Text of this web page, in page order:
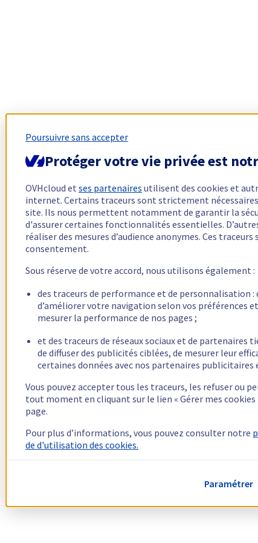
Poursuivre sans accepter
Protéger votre vie privée est
OVHcloud et ses partenaires utilisent des cookies et
internet. Certains traceurs sont strictement
site. Ils nous permettent notamment de garantir la
d'assurer certaines fonctionnalités essentielles.
réaliser des mesures d’audience anonymes. Ces
consentement.
Sous réserve de votre accord, nous utilisons également :
des traceurs de performance et de personnalisation
d’améliorer votre navigation selon vos préférences et
mesurer la performance de nos pages ;
et des traceurs de réseaux sociaux et de partenaires
de diffuser des publicités ciblées, de mesurer leur
certaines données avec nos partenaires publicitaires
Vous pouvez accepter tous les traceurs, les refuser ou
tout moment en cliquant sur le lien « Gérer mes cookies
page.
Pour plus d’informations, vous pouvez consulter notre
de d'utilisation des cookies.
Paramétrer